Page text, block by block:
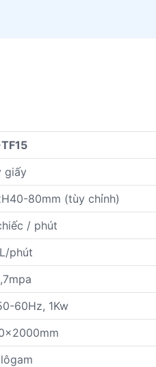
giấy
80mm (tùy chỉnh)
/ phút
phút
60Hz, 1Kw